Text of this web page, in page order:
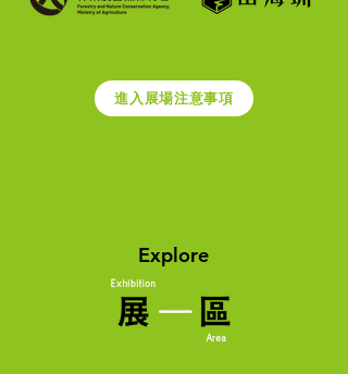
進入展場注意事項
Explore